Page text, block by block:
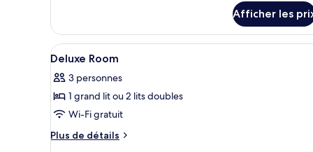
Chambre
triple
familiale
Chambre
triple
familiale
Afficher les
Afficher
toutes
les
photos
pour
ce
Une chambre d’hôtel avec
3
Deluxe Room
3 personnes
1 grand lit ou 2 lits doubles
Wi-Fi gratuit
Plus de détails
Plus